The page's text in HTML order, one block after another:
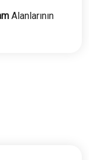
Alanlarının